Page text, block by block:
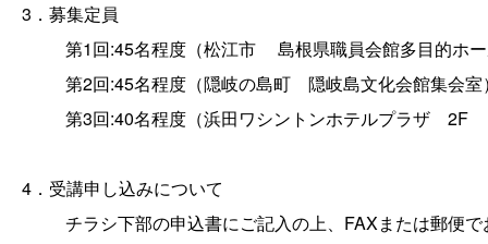
3．募集定員
第1回:45名程度（松江市
島根県職員会館多目的ホ
第2回:45名程度（隠岐の島町 隠岐島文化会館集会室
第3回:40名程度（浜田ワシントンホテルプラザ 2F
4．受講申し込みについて
チラシ下部の申込書にご記入の上、FAXまたは郵便